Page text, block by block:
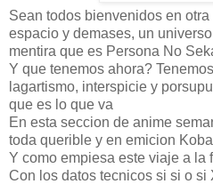
Sean todos bienvenidos en
espacio y demases, un
mentira que es Persona No
Y que tenemos ahora?
lagartismo, interspicie y
que es lo que va
En esta seccion de anime
toda querible y en emicion
Y como empiesa este viaje a la
Con los datos tecnicos si si o si